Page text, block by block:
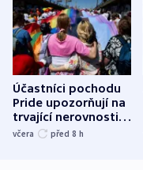
Účastníci pochodu
Pride upozorňují na
trvající nerovnosti i
společenskou
včera před 8 h